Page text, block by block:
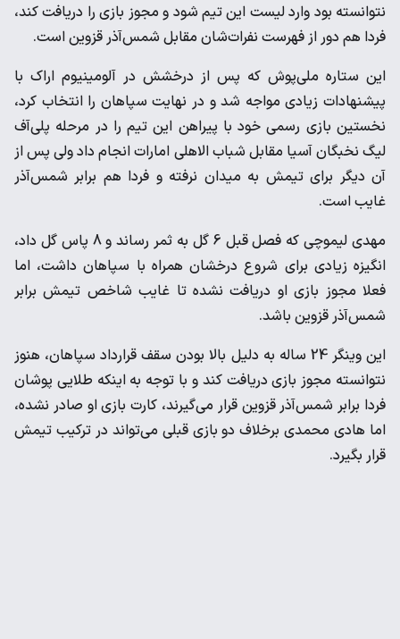
نتوانسته بود وارد لیست این تیم شود و مجوز بازی را دریافت کند،
فردا هم دور از فهرست نفرات‌شان مقابل شمس‌آذر قزوین است.
این ستاره ملی‌پوش که پس از درخشش در آلومینیوم اراک با
پیشنهادات زیادی مواجه شد و در نهایت سپاهان را انتخاب کرد،
نخستین بازی رسمی خود با پیراهن این تیم را در مرحله پلی‌آف
لیگ نخبگان آسیا مقابل شباب الاهلی امارات انجام داد ولی پس از
آن دیگر برای تیمش به میدان نرفته و فردا هم برابر شمس‌آذر
غایب است.
مهدی لیموچی که فصل قبل 6 گل به ثمر رساند و 8 پاس گل داد،
انگیزه زیادی برای شروع درخشان همراه با سپاهان داشت، اما
فعلا مجوز بازی او دریافت نشده تا غایب شاخص تیمش برابر
شمس‌آذر قزوین باشد.
این وینگر 24 ساله به دلیل بالا بودن سقف قرارداد سپاهان، هنوز
نتوانسته مجوز بازی دریافت کند و با توجه به اینکه طلایی پوشان
فردا برابر شمس‌آذر قزوین قرار می‌گیرند، کارت بازی او صادر نشده،
اما هادی محمدی برخلاف دو بازی قبلی می‌تواند در ترکیب تیمش
قرار بگیرد.